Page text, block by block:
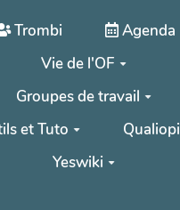
principal
Trombi
Agenda
Vie de l'OF
Groupes de travail
et Tuto
Qualiopi
Yeswiki